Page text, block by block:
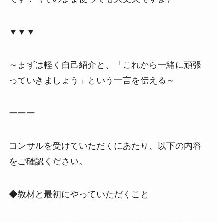
▼▼▼
～まずは軽く自己紹介と、「これから一緒に頑張
っていきましょう」という一言を伝える～
ーーー
コンサルを受けていただくにあたり、以下の内容
をご確認ください。
◆教材と最初にやっていただくこと